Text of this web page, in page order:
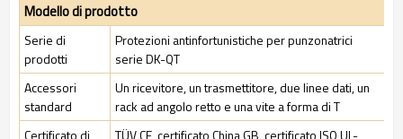
Modello di prodotto
Serie di
prodotti
Protezioni antinfortunistiche per punzonatrici
serie DK-QT
Accessori
standard
Un ricevitore, un trasmettitore, due linee dati, un
rack ad angolo retto e una vite a forma di T
Certificato di
TÜV CE, certificato China GB, certificato ISO UL-